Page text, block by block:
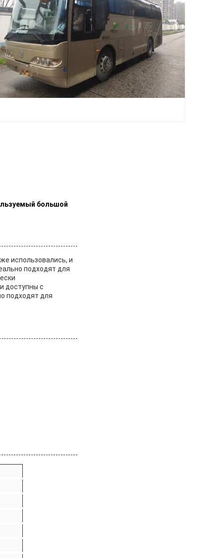
большой
использовались, и
подходят для
доступны с
подходят для